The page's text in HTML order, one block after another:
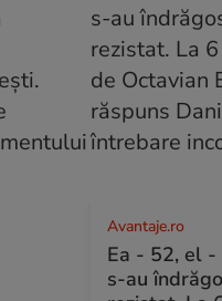
Avantaje.ro
Ea - 52, el -
s-au